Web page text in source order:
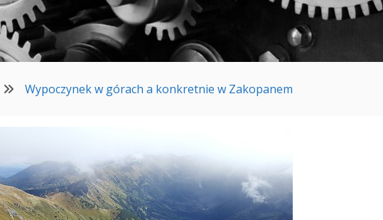
Wypoczynek w górach a konkretnie w Zakopanem